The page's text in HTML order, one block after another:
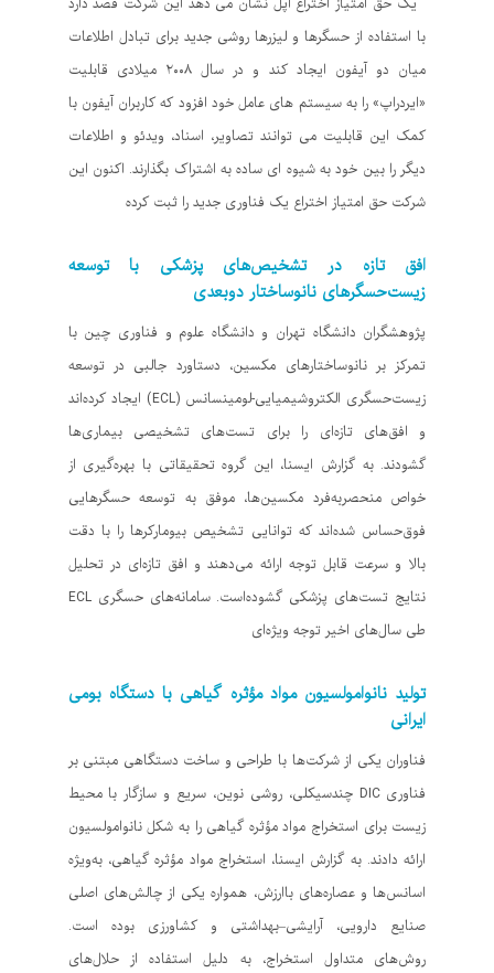
با استفاده از حسگرها و لیزرها روشی جدید برای تبادل اطلاعات
میان دو آیفون ایجاد کند و در سال ۲۰۰۸ میلادی قابلیت
«ایردراپ» را به سیستم های عامل خود افزود که کاربران آیفون با
کمک این قابلیت می توانند تصاویر، اسناد، ویدئو و اطلاعات
دیگر را بین خود به شیوه ای ساده به اشتراک بگذارند. اکنون این
شرکت حق امتیاز اختراع یک فناوری جدید را ثبت کرده
افق تازه در تشخیص‌های پزشکی با توسعه
زیست‌حسگرهای نانوساختار دوبعدی
پژوهشگران دانشگاه تهران و دانشگاه علوم و فناوری چین با
تمرکز بر نانوساختارهای مکسین، دستاورد جالبی در توسعه
زیست‌حسگری الکتروشیمیایی-لومینسانس (ECL) ایجاد کرده‌اند
و افق‌های تازه‌ای را برای تست‌های تشخیصی بیماری‌ها
گشودند. به گزارش ایسنا، این گروه تحقیقاتی با بهره‌گیری از
خواص منحصربه‌فرد مکسین‌ها، موفق به توسعه حسگرهایی
فوق‌حساس شده‌اند که توانایی تشخیص بیومارکرها را با دقت
بالا و سرعت قابل توجه ارائه می‌دهند و افق تازه‌ای در تحلیل‌
نتایج تست‌های پزشکی گشوده‌است. سامانه‌های حسگری ECL
طی سال‌های اخیر توجه ویژه‌ای
تولید نانوامولسیون مواد مؤثره گیاهی با دستگاه بومی
ایرانی
فناوران یکی از شرکت‌ها با طراحی و ساخت دستگاهی مبتنی بر
فناوری DIC چندسیکلی، روشی نوین، سریع و سازگار با محیط
زیست برای استخراج مواد مؤثره گیاهی را به شکل نانوامولسیون
ارائه دادند. به گزارش ایسنا، استخراج مواد مؤثره گیاهی، به‌ویژه
اسانس‌ها و عصاره‌های باارزش، همواره یکی از چالش‌های اصلی
صنایع دارویی، آرایشی–بهداشتی و کشاورزی بوده است.
روش‌های متداول استخراج، به دلیل استفاده از حلال‌های